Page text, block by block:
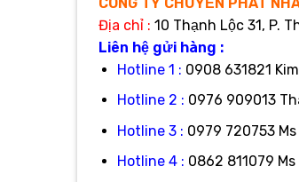
Địa chỉ : 10 Thạnh Lộc 31, P.
Liên hệ gửi hàng :
Hotline 1 : 0908 631821
Hotline 2 : 0976 909013
Hotline 3 : 0979 720753 Ms
Hotline 4 : 0862 811079 Ms